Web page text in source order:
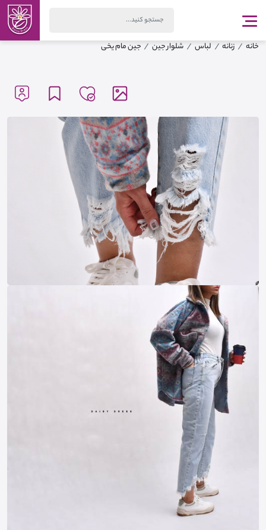
خانه زنانه لباس شلوار جین جین مام یخی